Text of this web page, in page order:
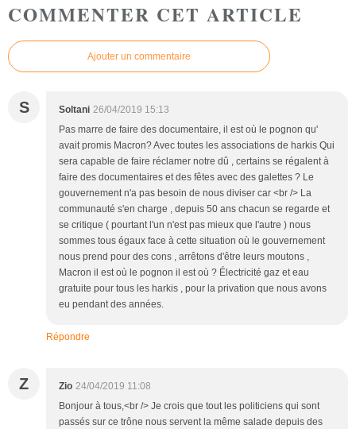
COMMENTER CET ARTICLE
Ajouter un commentaire
S Soltani 26/04/2019 15:13
Pas marre de faire des documentaire, il est où le pognon qu'
avait promis Macron? Avec toutes les associations de harkis Qui
sera capable de faire réclamer notre dû , certains se régalent à
faire des documentaires et des fêtes avec des galettes ? Le
gouvernement n'a pas besoin de nous diviser car <br /> La
communauté s'en charge , depuis 50 ans chacun se regarde et
se critique ( pourtant l'un n'est pas mieux que l'autre ) nous
sommes tous égaux face à cette situation où le gouvernement
nous prend pour des cons , arrêtons d'être leurs moutons ,
Macron il est où le pognon il est où ? Électricité gaz et eau
gratuite pour tous les harkis , pour la privation que nous avons
eu pendant des années.
Répondre
Z Zio 24/04/2019 11:08
Bonjour à tous,<br /> Je crois que tout les politiciens qui sont
passés sur ce trône nous servent la même salade depuis des